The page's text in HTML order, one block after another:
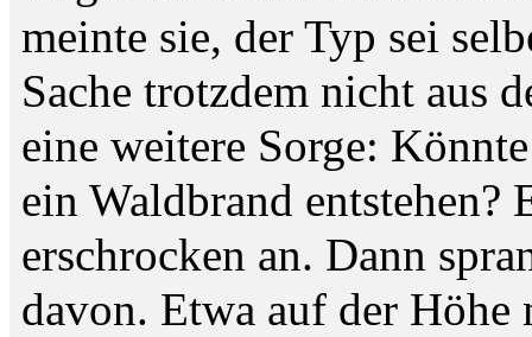
meinte sie, der Typ sei
Sache trotzdem nicht aus
eine weitere Sorge:
ein Waldbrand entstehen?
erschrocken an. Dann
davon. Etwa auf der Höhe